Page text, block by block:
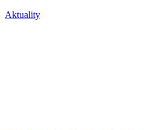
Aktuality